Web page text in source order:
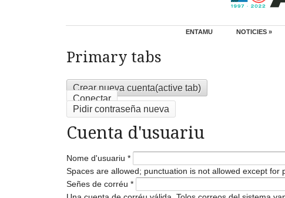
ENTAMU NOTICIES »
Primary tabs
Crear nueva cuenta(active tab)
Conectar
Pidir contraseña nueva
Cuenta d'usuariu
Nome d'usuariu *
Spaces are allowed; punctuation is not allowed except
Señes de corréu *